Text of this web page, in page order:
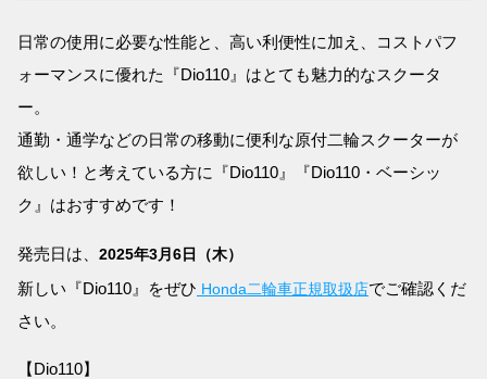
日常の使用に必要な性能と、高い利便性に加え、コストパフ
ォーマンスに優れた『Dio110』はとても魅力的なスクータ
ー。
通勤・通学などの日常の移動に便利な原付二輪スクーターが
欲しい！と考えている方に『Dio110』『Dio110・ベーシッ
ク』はおすすめです！
発売日は、 2025年3月6日（木）
新しい『Dio110』をぜひ Honda二輪車正規取扱店でご確認くだ
さい。
【Dio110】